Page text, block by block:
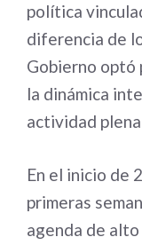
política
diferencia de
Gobierno optó
la dinámica
actividad
En el inicio de
primeras
agenda de alto